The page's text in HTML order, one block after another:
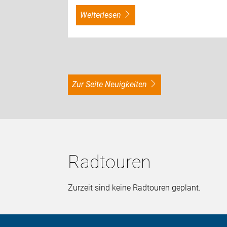
weiterlesen
zur Seite Neuigkeiten
Radtouren
Zurzeit sind keine Radtouren geplant.